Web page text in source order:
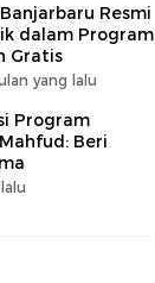
Resmi
dalam Program
Gratis
yang lalu
Program
Beri